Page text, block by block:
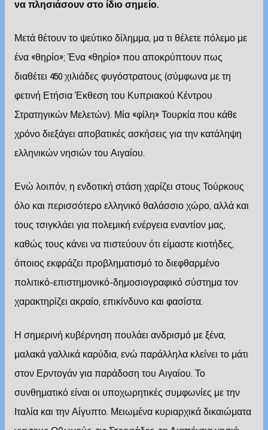
να πλησιάσουν στο ίδιο σημείο.
Μετά θέτουν το ψεύτικο δίλημμα, μα τι θέλετε πόλεμο με
ένα «θηρίο»; Ένα «θηρίο» που αποκρύπτουν πως
διαθέτει 450 χιλιάδες φυγόστρατους (σύμφωνα με τη
φετινή Ετήσια Έκθεση του Κυπριακού Κέντρου
Στρατηγικών Μελετών). Μία «φίλη» Τουρκία που κάθε
χρόνο διεξάγει αποβατικές ασκήσεις για την κατάληψη
ελληνικών νησιών του Αιγαίου.
Ενώ λοιπόν, η ενδοτική στάση χαρίζει στους Τούρκους
όλο και περισσότερο ελληνικό θαλάσσιο χώρο, αλλά και
τους τσιγκλάει για πολεμική ενέργεια εναντίον μας,
καθώς τους κάνει να πιστεύουν ότι είμαστε κιοτήδες,
όποιος εκφράζει προβληματισμό το διεφθαρμένο
πολιτικό-επιστημονικό-δημοσιογραφικό σύστημα τον
χαρακτηρίζει ακραίο, επικίνδυνο και φασίστα.
Η σημερινή κυβέρνηση πουλάει ανδρισμό με ξένα,
μαλακά γαλλικά καρύδια, ενώ παράλληλα κλείνει το μάτι
στον Ερντογάν για παράδοση του Αιγαίου. Το
συνθηματικό είναι οι υποχωρητικές συμφωνίες με την
Ιταλία και την Αίγυπτο. Μειωμένα κυριαρχικά δικαιώματα